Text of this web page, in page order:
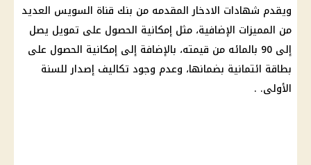
ويقدم شهادات الادخار المقدمه من بنك قناة السويس العديد
من المميزات الإضافية، مثل إمكانية الحصول على تمويل يصل
إلى 90 بالمائه من قيمته، بالإضافة إلى إمكانية الحصول على
بطاقة ائتمانية بضمانها، وعدم وجود تكاليف إصدار للسنة
الأولى. .